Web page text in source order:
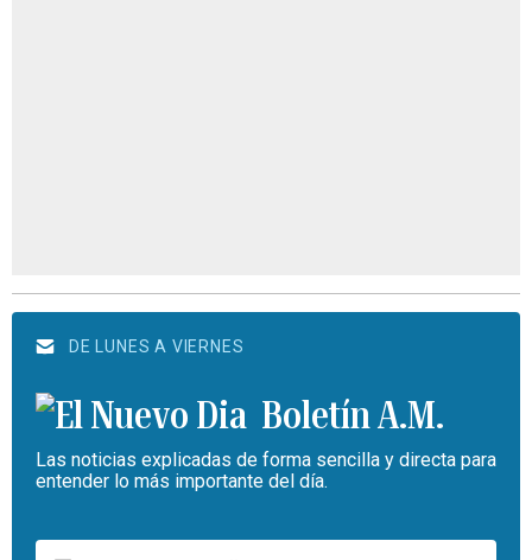
DE LUNES A VIERNES
Boletín A.M.
Las noticias explicadas de forma sencilla y directa para
entender lo más importante del día.